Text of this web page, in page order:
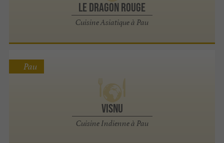
Le Dragon Rouge
Cuisine Asiatique à Pau
VISNU
Cuisine Indienne à Pau
Pau